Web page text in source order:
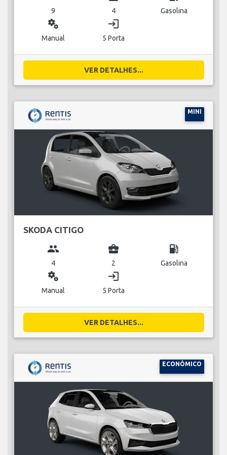
9 4 Gasolina
miscellaneous_services
Manual
login
5 Porta
VER DETALHES...
MINI
SKODA CITIGO
group
4
business_center
2
local_gas_station
Gasolina
miscellaneous_services
Manual
login
5 Porta
VER DETALHES...
ECONÓMICO